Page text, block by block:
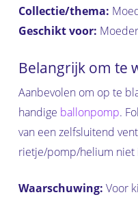
Collectie/thema:
Geschikt voor:
Belangrijk om te
Aanbevolen om op te
handige ballonpomp.
van een zelfsluitend
rietje/pomp/helium niet
Waarschuwing: Voor